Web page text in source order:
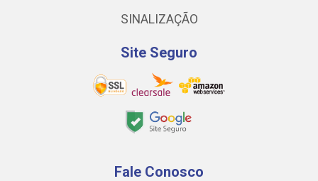
SINALIZAÇÃO
Site Seguro
Fale Conosco